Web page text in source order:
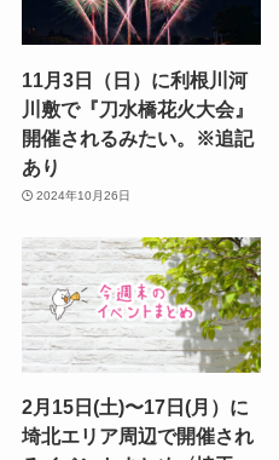
11月3日（日）に利根川河
川敷で『刀水橋花火大会』
開催されるみたい。※追記
あり
2024年10月26日
2月15日(土)〜17日(月）に
埼北エリア周辺で開催され